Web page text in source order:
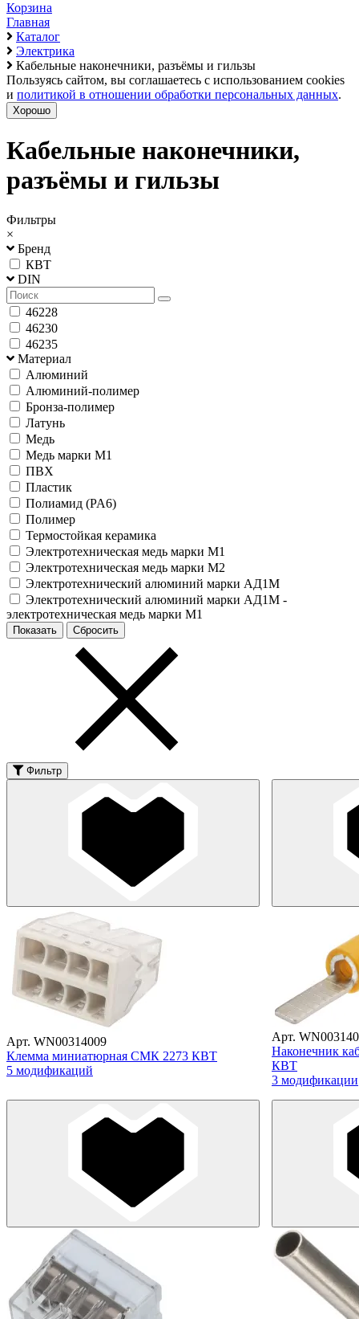
Корзина
Главная
Каталог
Электрика
Кабельные наконечники, разъёмы и гильзы
Пользуясь сайтом, вы соглашаетесь с использованием cookies
и политикой в отношении обработки персональных данных.
Хорошо
Кабельные наконечники,
разъёмы и гильзы
Фильтры
×
Бренд
КВТ
DIN
46228
46230
46235
Материал
Алюминий
Алюминий-полимер
Бронза-полимер
Латунь
Медь
Медь марки М1
ПВХ
Пластик
Полиамид (PA6)
Полимер
Термостойкая керамика
Электротехническая медь марки М1
Электротехническая медь марки М2
Электротехнический алюминий марки АД1М
Электротехнический алюминий марки АД1М -
электротехническая медь марки М1
Фильтр
Арт. WN00314009
Клемма миниатюрная СМК 2273 КВТ
5 модификаций
Арт.
Наконечник
КВТ
3 модификации